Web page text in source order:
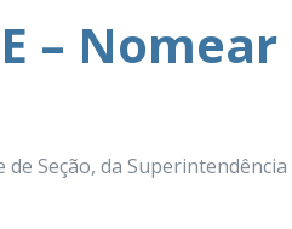
– Nomear
de Seção, da Superintendência